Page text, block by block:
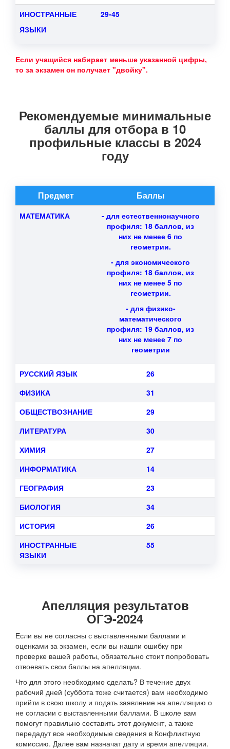
ИНОСТРАННЫЕ
ЯЗЫКИ
29-45
Если учащийся набирает меньше указанной цифры,
то за экзамен он получает "двойку".
Рекомендуемые минимальные
баллы для отбора в 10
профильные классы в 2024
году
Предмет Баллы
МАТЕМАТИКА
- для естественнонаучного
профиля: 18 баллов, из
них не менее 6 по
геометрии.
- для экономического
профиля: 18 баллов, из
них не менее 5 по
геометрии.
- для физико-
математического
профиля: 19 баллов, из
них не менее 7 по
геометрии
РУССКИЙ ЯЗЫК
26
ФИЗИКА
31
ОБЩЕСТВОЗНАНИЕ
29
ЛИТЕРАТУРА
30
ХИМИЯ
27
ИНФОРМАТИКА
14
ГЕОГРАФИЯ
23
БИОЛОГИЯ
34
ИСТОРИЯ
26
ИНОСТРАННЫЕ
ЯЗЫКИ
55
Апелляция результатов
ОГЭ-2024
Если вы не согласны с выставленными баллами и
оценками за экзамен, если вы нашли ошибку при
проверке вашей работы, обязательно стоит попробовать
отвоевать свои баллы на апелляции.
Что для этого необходимо сделать? В течение двух
рабочий дней (суббота тоже считается) вам необходимо
прийти в свою школу и подать заявление на апелляцию о
не согласии с выставленными баллами. В школе вам
помогут правильно составить этот документ, а также
передадут все необходимые сведения в Конфликтную
комиссию. Далее вам назначат дату и время апелляции.